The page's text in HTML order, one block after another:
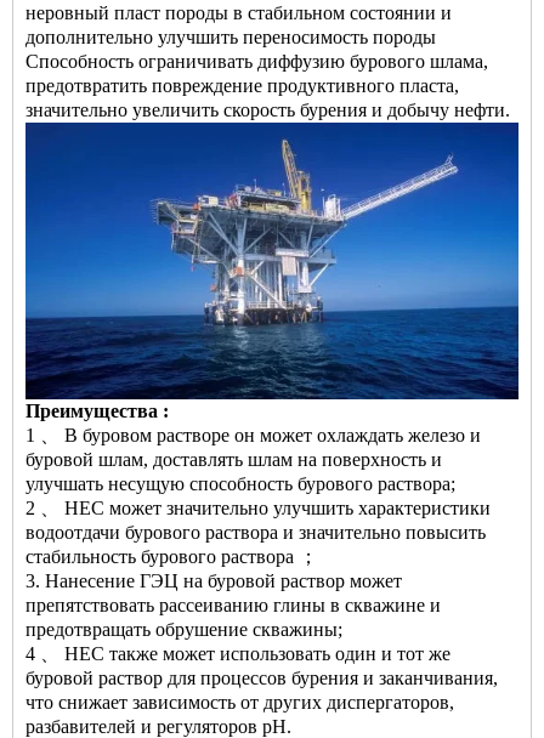
неровный пласт породы в стабильном состоянии и
дополнительно улучшить переносимость породы
Способность ограничивать диффузию бурового шлама,
предотвратить повреждение продуктивного пласта,
значительно увеличить скорость бурения и добычу нефти.
Преимущества :
1 、 В буровом растворе он может охлаждать железо и
буровой шлам, доставлять шлам на поверхность и
улучшать несущую способность бурового раствора;
2 、 HEC может значительно улучшить характеристики
водоотдачи бурового раствора и значительно повысить
стабильность бурового раствора ；
3. Нанесение ГЭЦ на буровой раствор может
препятствовать рассеиванию глины в скважине и
предотвращать обрушение скважины;
4 、 HEC также может использовать один и тот же
буровой раствор для процессов бурения и заканчивания,
что снижает зависимость от других диспергаторов,
разбавителей и регуляторов pH.